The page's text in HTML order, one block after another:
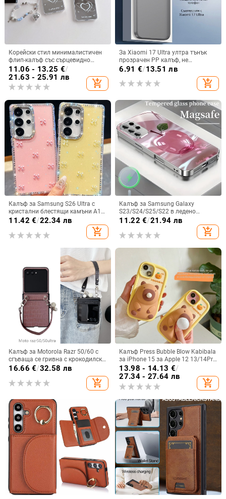
Корейски стил минималистичен
флип-калъф със сърцевидно
огледало за Samsung Galaxy Z
Flip 3/4/5
11.06 - 13.25 €/
21.63 - 25.91 лв
add_shopping_cart
За Xiaomi 17 Ultra ултра тънък
прозрачен PP калъф, не
пожълтява, матиран финиш и
6.91 €/13.51 лв
add_shopping_cart
Калъф за Samsung S26 Ultra с
кристални блестящи камъни A17,
A57IMD Aurora Bow и S24FE,
11.42 €/22.34 лв
add_shopping_cart
Калъф за Samsung Galaxy
S23/S24/S25/S22 в ледено
кристално розово със стъклена
повърхност и метално боядисано
покритие
11.22 €/21.94 лв
add_shopping_cart
Калъф за Motorola Razr 50/60 с
сгъваща се гривна с крокодилски
релеф
16.66 €/32.58 лв
add_shopping_cart
Калъф Press Bubble Blow Kabibala
за iPhone 15 за Apple 12 13/14Pro
Max, устойчив на изпускане 11
13.98 - 14.13 €/
27.34 - 27.64 лв
add_shopping_cart